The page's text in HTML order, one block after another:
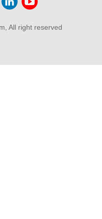
All right reserved